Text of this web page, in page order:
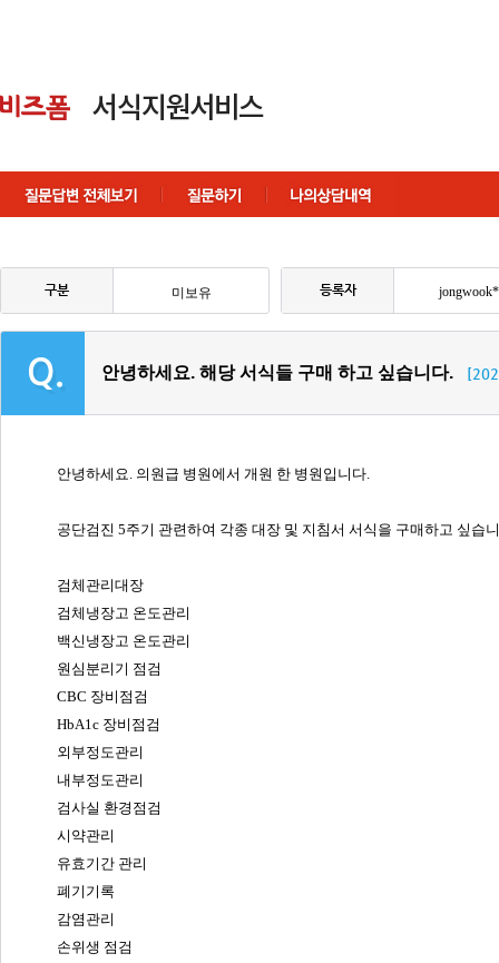
구분 미보유 등록자
안녕하세요. 해당 서식들 구매 하고 싶습니다.
안녕하세요. 의원급 병원에서 개원 한 병원입니다.
공단검진 5주기 관련하여 각종 대장 및 지침서 서식을 구매하고 싶습
검체관리대장
검체냉장고 온도관리
백신냉장고 온도관리
원심분리기 점검
CBC 장비점검
HbA1c 장비점검
외부정도관리
내부정도관리
검사실 환경점검
시약관리
유효기간 관리
폐기기록
감염관리
손위생 점검